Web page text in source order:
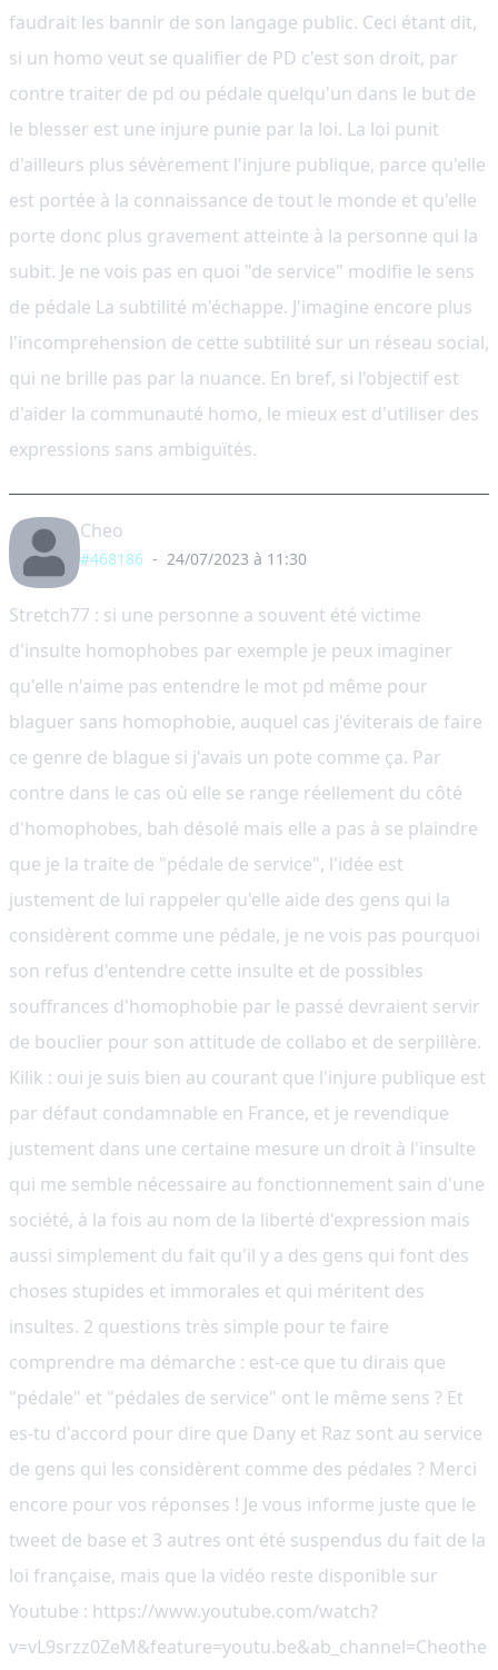
faudrait les bannir de son langage public. Ceci étant dit,
si un homo veut se qualifier de PD c'est son droit, par
contre traiter de pd ou pédale quelqu'un dans le but de
le blesser est une injure punie par la loi. La loi punit
d'ailleurs plus sévèrement l'injure publique, parce qu'elle
est portée à la connaissance de tout le monde et qu'elle
porte donc plus gravement atteinte à la personne qui la
subit. Je ne vois pas en quoi "de service" modifie le sens
de pédale La subtilité m'échappe. J'imagine encore plus
l'incomprehension de cette subtilité sur un réseau social,
qui ne brille pas par la nuance. En bref, si l'objectif est
d'aider la communauté homo, le mieux est d'utiliser des
expressions sans ambiguïtés.
Cheo
#468186 - 24/07/2023 à 11:30
Stretch77 : si une personne a souvent été victime
d'insulte homophobes par exemple je peux imaginer
qu'elle n'aime pas entendre le mot pd même pour
blaguer sans homophobie, auquel cas j'éviterais de faire
ce genre de blague si j'avais un pote comme ça. Par
contre dans le cas où elle se range réellement du côté
d'homophobes, bah désolé mais elle a pas à se plaindre
que je la traite de "pédale de service", l'idée est
justement de lui rappeler qu'elle aide des gens qui la
considèrent comme une pédale, je ne vois pas pourquoi
son refus d'entendre cette insulte et de possibles
souffrances d'homophobie par le passé devraient servir
de bouclier pour son attitude de collabo et de serpillère.
Kilik : oui je suis bien au courant que l'injure publique est
par défaut condamnable en France, et je revendique
justement dans une certaine mesure un droit à l'insulte
qui me semble nécessaire au fonctionnement sain d'une
société, à la fois au nom de la liberté d'expression mais
aussi simplement du fait qu'il y a des gens qui font des
choses stupides et immorales et qui méritent des
insultes. 2 questions très simple pour te faire
comprendre ma démarche : est-ce que tu dirais que
"pédale" et "pédales de service" ont le même sens ? Et
es-tu d'accord pour dire que Dany et Raz sont au service
de gens qui les considèrent comme des pédales ? Merci
encore pour vos réponses ! Je vous informe juste que le
tweet de base et 3 autres ont été suspendus du fait de la
loi française, mais que la vidéo reste disponible sur
Youtube : https://www.youtube.com/watch?
v=vL9srzz0ZeM&feature=youtu.be&ab_channel=Cheothe